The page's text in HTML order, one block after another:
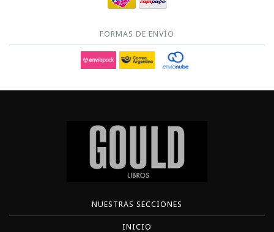
FORMAS DE ENVÍO
NUESTRAS SECCIONES
INICIO